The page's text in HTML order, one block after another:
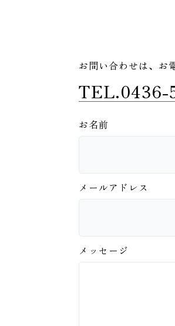
お問い合わせは、 お
TEL.0436-
お名前
メールアドレス
メッセージ